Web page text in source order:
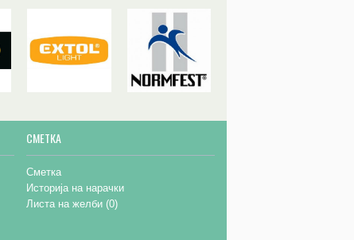
СМЕТКА
Сметка
Историја на нарачки
Листа на желби (0)